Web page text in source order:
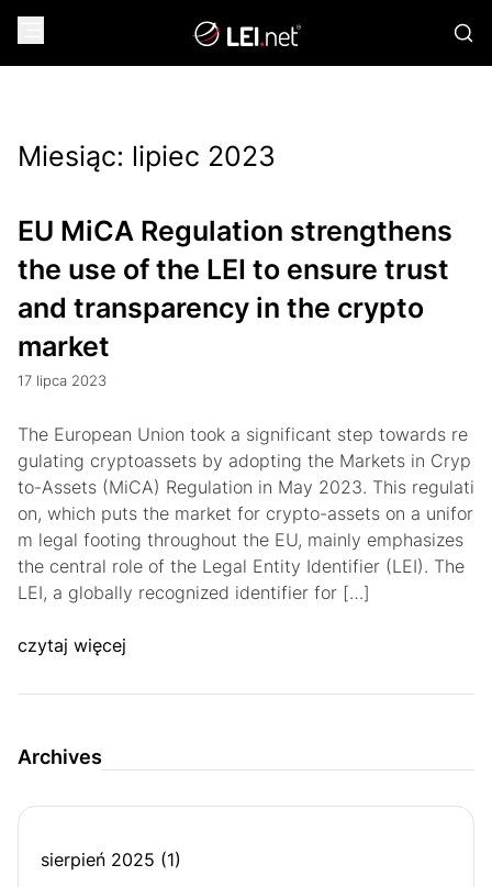
Miesiąc: lipiec 2023
EU MiCA Regulation strengthens
the use of the LEI to ensure trust
and transparency in the crypto
market
17 lipca 2023
The European Union took a significant step towards re
gulating cryptoassets by adopting the Markets in Cryp
to-Assets (MiCA) Regulation in May 2023. This regulati
on, which puts the market for crypto-assets on a unifor
m legal footing throughout the EU, mainly emphasizes
the central role of the Legal Entity Identifier (LEI). The
LEI, a globally recognized identifier for […]
czytaj więcej
Archives
sierpień 2025 (1)